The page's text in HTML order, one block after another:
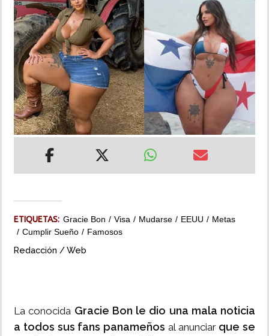
DEPORTES
MUNDO
INSÓLITAS
MULTIMEDIA
ETIQUETAS: Gracie Bon Visa Mudarse EEUU
Metas
Cumplir Sueño
Famosos
Redacción / Web
La conocida Gracie Bon le dio una mala noticia
a todos sus fans panameños al anunciar que se